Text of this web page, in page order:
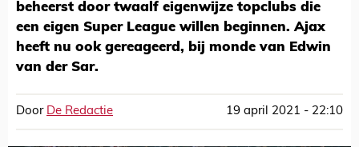
beheerst door twaalf eigenwijze topclubs die
een eigen Super League willen beginnen. Ajax
heeft nu ook gereageerd, bij monde van Edwin
van der Sar.
Door De Redactie 19 april 2021 - 22:10